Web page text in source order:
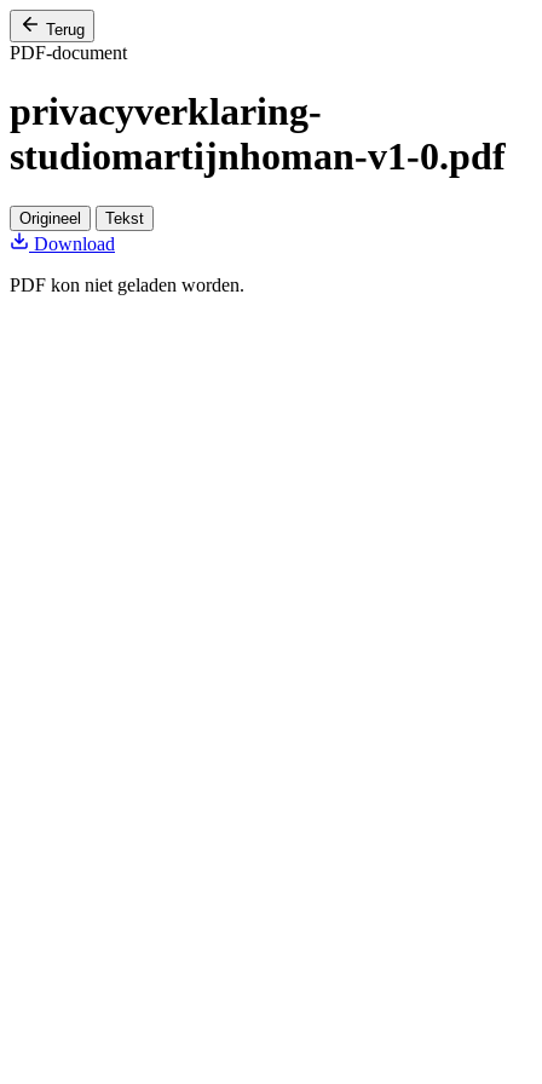
Terug
PDF-document
privacyverklaring-
studiomartijnhoman-v1-0.pdf
Origineel Tekst
Download
PDF kon niet geladen worden.